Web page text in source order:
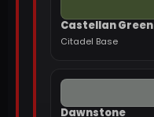
Castellan Green
Citadel Base
Dawnstone